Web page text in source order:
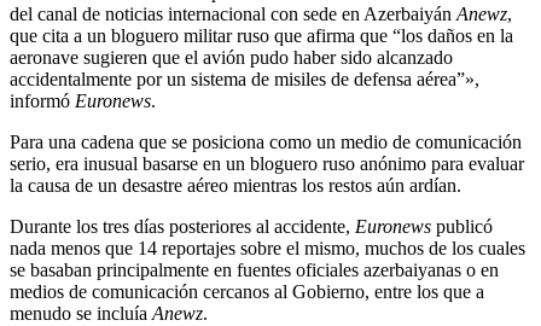
del canal de noticias internacional con sede en AzerbaiyánAnewz,
que cita a un bloguero militar ruso que afirma que “los daños en la
aeronave sugieren que el avión pudo haber sido alcanzado
accidentalmente por un sistema de misiles de defensa aérea”»,
informó Euronews.
Para una cadena que se posiciona como un medio de comunicación
serio, era inusual basarse en un bloguero ruso anónimo para evaluar
la causa de un desastre aéreo mientras los restos aún ardían.
Durante los tres días posteriores al accidente, Euronews publicó
nada menos que 14 reportajes sobre el mismo, muchos de los cuales
se basaban principalmente en fuentes oficiales azerbaiyanas o en
medios de comunicación cercanos al Gobierno, entre los que a
menudo se incluíaAnewz.